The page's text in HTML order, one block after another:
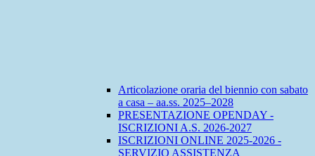
Articolazione oraria del biennio con sabato
a casa – aa.ss. 2025–2028
PRESENTAZIONE OPENDAY -
ISCRIZIONI A.S. 2026-2027
ISCRIZIONI ONLINE 2025-2026 -
SERVIZIO ASSISTENZA